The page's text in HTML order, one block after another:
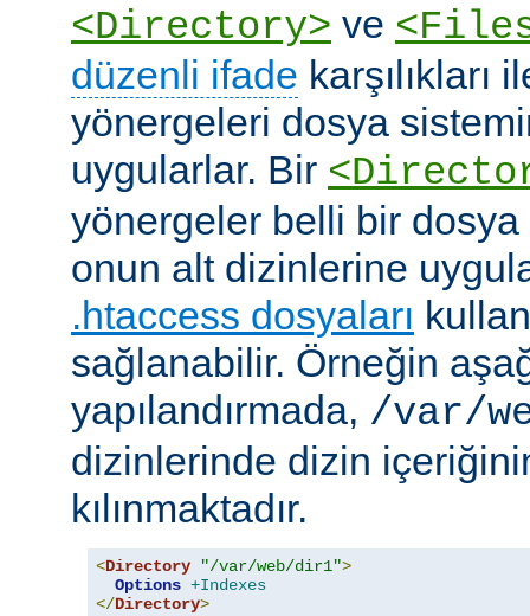
<Directory> ve
düzenli ifade karşılıkları
yönergeleri dosya
uygularlar. Bir
yönergeler belli bir
onun alt dizinlerine
.htaccess dosyaları
sağlanabilir. Örneğin
yapılandırmada, /var/
dizinlerinde dizin
kılınmaktadır.
<Directory "/var/web/dir1">
Options +Indexes
</Directory>